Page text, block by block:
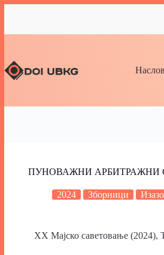
ПУНОВАЖНИ АРБИТРАЖНИ
2024 Зборници
XX Мајско саветовање (2024),